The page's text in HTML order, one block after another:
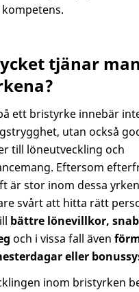
tjänar
ett bristyrke innebär
utan också
till löneutveckling och
Eftersom
är stor inom dessa
svårt att hitta rätt
bättre lönevillkor,
och i vissa fall även
eller
inom bristyrken